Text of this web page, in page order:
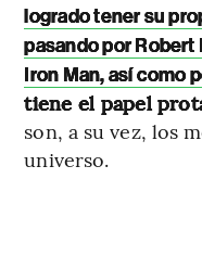
logrado tener su
pasando por Robert
Iron Man, así como
tiene el papel
son, a su vez, los
universo.